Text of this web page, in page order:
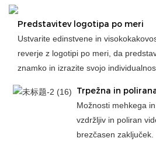
Predstavitev logotipa po meri
Ustvarite edinstvene in
reverje z logotipi po meri, da
znamko in izrazite svojo
Trpežna in
Možnosti mehkega
vzdržljiv in poliran
brezčasen zaključek.